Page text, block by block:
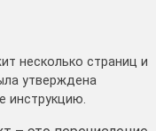
несколько страниц и
утверждена
инструкцию.